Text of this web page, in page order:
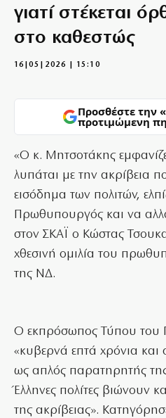
γιατί στέκεται
στο καθεστώς
16|05|2026 | 15:10
Προσθέστε την
προτιμώμενη
«Ο κ. Μητσοτάκης
λυπάται με την ακρίβεια
εισόδημα των πολιτών,
Πρωθυπουργός και να
στον ΣΚΑΪ ο Κώστας
χθεσινή ομιλία του
της ΝΔ.
Ο εκπρόσωπος Τύπου του
«κυβερνά επτά χρόνια και
ως απλός παρατηρητής
Έλληνες πολίτες βιώνουν
της ακρίβειας».